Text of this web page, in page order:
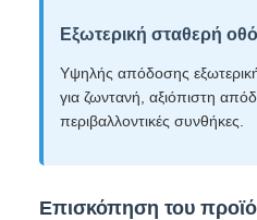
Εξωτερική σταθερή
Υψηλής απόδοσης
για ζωντανή, αξιόπιστη
περιβαλλοντικές συνθήκες.
Επισκόπηση του